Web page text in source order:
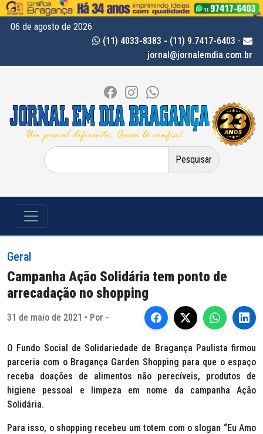
06 de agosto de 2026
(11) 4033-8383 - (11) 9.7417-6403 -
jornal@jornalemdia.com.br
Pesquisar
por:
Geral
Campanha Ação Solidária tem ponto de
arrecadação no shopping
31 de maio de 2021 • Por -
O Fundo Social de Solidariedade de Bragança Paulista firmou
parceria com o Bragança Garden Shopping para que o espaço
receba doações de alimentos não perecíveis, produtos de
higiene pessoal e limpeza em nome da campanha Ação
Solidária.
Para isso, o shopping recebeu um totem com o slogan “Eu Amo